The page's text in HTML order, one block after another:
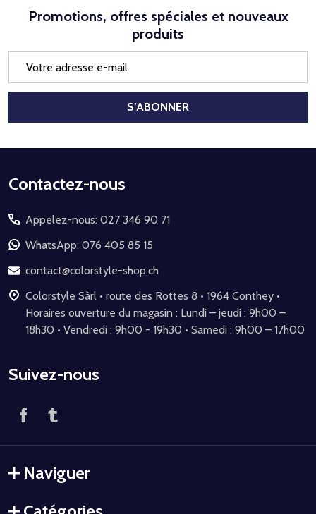
Promotions, offres spéciales et nouveaux
produits
mail
S’ABONNER
Début
pied
de
page
Contactez-nous
Appelez-nous: 027 346 90 71
WhatsApp: 076 405 85 15
contact@colorstyle-shop.ch
Colorstyle Sàrl • route des Rottes 8 • 1964 Conthey •
Horaires ouverture du magasin : Lundi – jeudi : 9h00 –
18h30 • Vendredi : 9h00 - 19h30 • Samedi : 9h00 – 17h00
Suivez-nous
Naviguer